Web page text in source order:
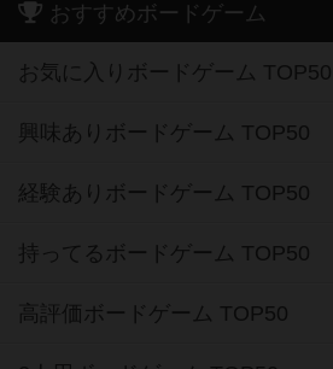
おすすめボードゲーム
お気に入りボードゲーム TOP50
興味ありボードゲーム TOP50
経験ありボードゲーム TOP50
持ってるボードゲーム TOP50
高評価ボードゲーム TOP50